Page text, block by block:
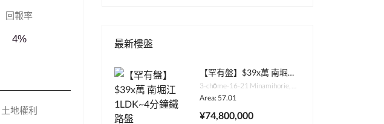
回報率
4%
土地權利
最新樓盤
【罕有盤】$39x萬 南堀江1LDK~4分鐘鐵路盤
3-chōme-16-21 Minamihorie, Nishi Ward, Osaka, 550-0015日本
Area: 57.01
¥74,800,000